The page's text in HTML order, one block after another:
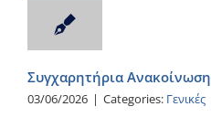
Συγχαρητήρια Ανακοίνωση
03/06/2026 | Categories: Γενικές